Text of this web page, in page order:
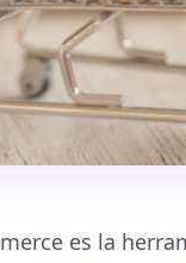
es la